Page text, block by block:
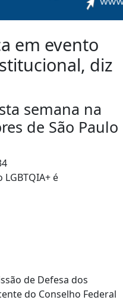
em evento
diz
semana na
de São Paulo
de Defesa dos
do Conselho Federal